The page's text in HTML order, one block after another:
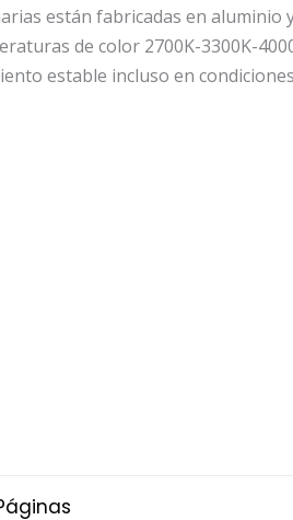
están fabricadas en
de color 2700K-3300K-
estable incluso en